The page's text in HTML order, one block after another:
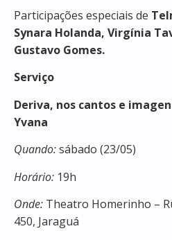
Participações especiais de
Synara Holanda, Virgínia
Gustavo Gomes.
Serviço
Deriva, nos cantos e
Yvana
Quando:sábado (23/05)
Horário: 19h
Onde: Theatro Homerinho –
450, Jaraguá